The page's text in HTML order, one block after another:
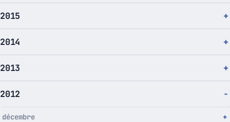
2015
2014
2013
2012
décembre